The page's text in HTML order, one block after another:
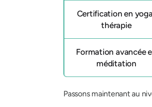
Certification en
thérapie
Formation avancée
méditation
Passons maintenant au